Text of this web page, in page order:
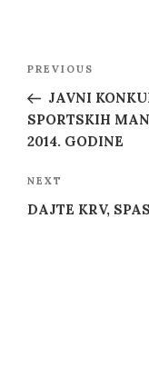
Previous
Post
PREVIOUS
JAVNI
SPORTSKIH
2014. GODINE
Next
Post
NEXT
DAJTE KRV,